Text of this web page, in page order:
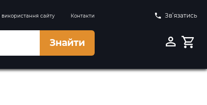
сайту Контакти Зв’язатись
Знайти